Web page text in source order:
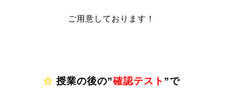
ご用意しております！
☆ 授業の後の”確認テスト ”で